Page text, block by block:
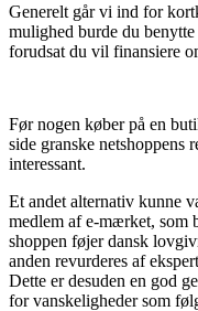
Generelt går vi ind for
mulighed burde du
forudsat du vil finansiere
Før nogen køber på en
side granske netshoppens
interessant.
Et andet alternativ kunne
medlem af e-mærket, som
shoppen føjer dansk
anden revurderes af
Dette er desuden en god
for vanskeligheder som